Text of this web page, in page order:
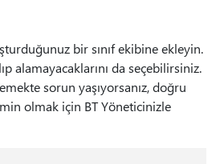
bir sınıf ekibine ekleyin.
alamayacaklarını da seçebilirsiniz.
sorun yaşıyorsanız, doğru
olmak için BT Yöneticinizle